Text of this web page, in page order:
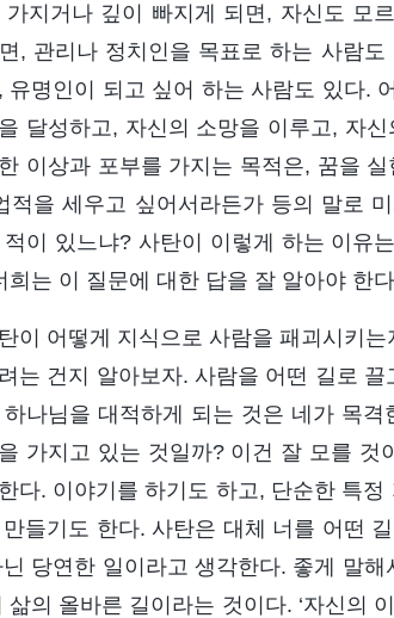
가지거나 깊이 빠지게 되면, 자신도 모
, 관리나 정치인을 목표로 하는 사람
유명인이 되고 싶어 하는 사람도 있다.
달성하고, 자신의 소망을 이루고, 자
이상과 포부를 가지는 목적은, 꿈을
적을 세우고 싶어서라든가 등의 말로
이 있느냐? 사탄이 이렇게 하는 이유
희는 이 질문에 대한 답을 잘 알아야 한
이 어떻게 지식으로 사람을 패괴시키
는 건지 알아보자. 사람을 어떤 길로
하나님을 대적하게 되는 것은 네가 목
가지고 있는 것일까? 이건 잘 모를
다. 이야기를 하기도 하고, 단순한 특
들기도 한다. 사탄은 대체 너를 어떤
당연한 일이라고 생각한다. 좋게 말
삶의 올바른 길이라는 것이다. ‘자신의